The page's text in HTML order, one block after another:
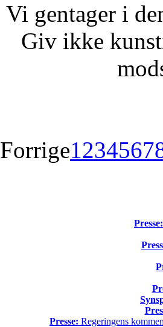
Vi gentager i
Giv ikke
Forrige1234567
Presse:
Presse: Regeringens